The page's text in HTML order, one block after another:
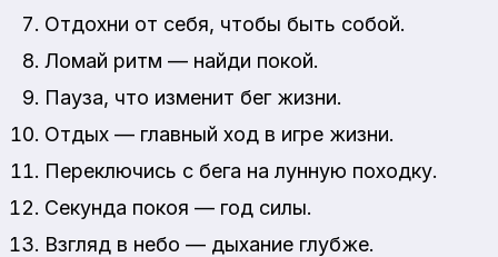
Отдохни от себя, чтобы быть собой.
Ломай ритм — найди покой.
Пауза, что изменит бег жизни.
Отдых — главный ход в игре жизни.
Переключись с бегa на лунную походку.
Секунда покоя — год силы.
Взгляд в небо — дыхание глубже.